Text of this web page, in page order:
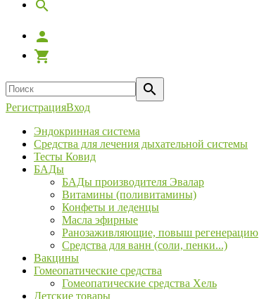
РегистрацияВход
Эндокринная система
Средства для лечения дыхательной системы
Тесты Ковид
БАДы
БАДы производителя Эвалар
Витамины (поливитамины)
Конфеты и леденцы
Масла эфирные
Ранозаживляющие, повыш регенерацию
Средства для ванн (соли, пенки...)
Вакцины
Гомеопатические средства
Гомеопатические средства Хель
Детские товары